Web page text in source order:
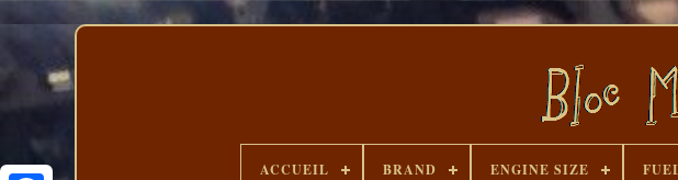
ACCUEIL BRAND ENGINE SIZE